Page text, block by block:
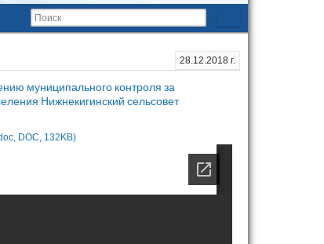
28.12.2018 г.
муниципального контроля за
Нижнекигинский сельсовет
DOC, 132KB)